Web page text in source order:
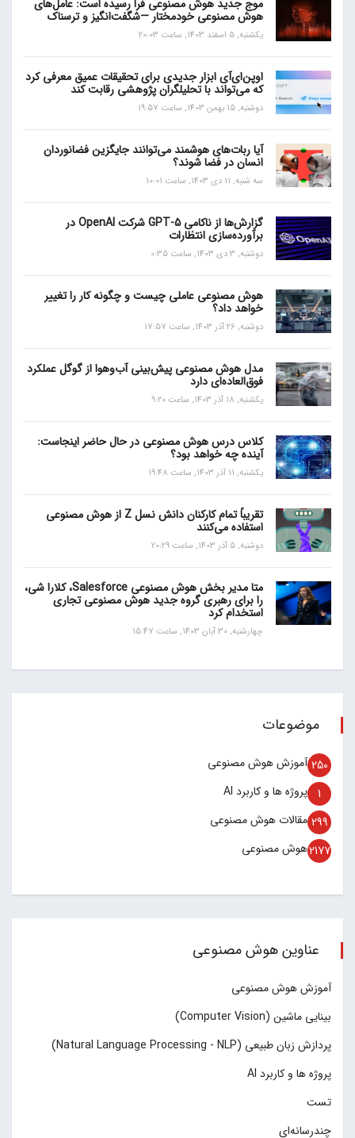
موج جدید هوش مصنوعی فرا رسیده است: عامل‌های
هوش مصنوعی خودمختار —شگفت‌انگیز و ترسناک
یکشنبه, 5 اسفند 1403, ساعت 20:03
اوپن‌ای‌آی ابزار جدیدی برای تحقیقات عمیق معرفی کرد
که می‌تواند با تحلیلگران پژوهشی رقابت کند
دوشنبه, 15 بهمن 1403, ساعت 19:57
آیا ربات‌های هوشمند می‌توانند جایگزین فضانوردان
انسان در فضا شوند؟
سه شنبه, 11 دی 1403, ساعت 10:01
گزارش‌ها از ناکامی GPT-5 شرکت OpenAI در
برآورده‌سازی انتظارات
دوشنبه, 3 دی 1403, ساعت 0:35
هوش مصنوعی عاملی چیست و چگونه کار را تغییر
خواهد داد؟
دوشنبه, 26 آذر 1403, ساعت 17:57
مدل هوش مصنوعی پیش‌بینی آب‌و‌هوا از گوگل عملکرد
فوق‌العاده‌ای دارد
یکشنبه, 18 آذر 1403, ساعت 9:20
کلاس درس هوش مصنوعی در حال حاضر اینجاست:
آینده چه خواهد بود؟
یکشنبه, 11 آذر 1403, ساعت 19:48
تقریباً تمام کارکنان دانش نسل Z از هوش مصنوعی
استفاده می‌کنند
دوشنبه, 5 آذر 1403, ساعت 20:29
متا مدیر بخش هوش مصنوعی Salesforce، کلارا شی،
را برای رهبری گروه جدید هوش مصنوعی تجاری
استخدام کرد
چهارشنبه, 30 آبان 1403, ساعت 15:47
موضوعات
آموزش هوش مصنوعی 250
پروژه ها و کاربرد AI 1
مقالات هوش مصنوعی 299
هوش مصنوعی2177
عناوین هوش مصنوعی
آموزش هوش مصنوعی
بینایی ماشین (Computer Vision)
پردازش زبان طبیعی (Natural Language Processing - NLP)
پروژه ها و کاربرد AI
تست
چند‌‌رسانه‌ای